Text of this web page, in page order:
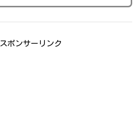
スポンサーリンク